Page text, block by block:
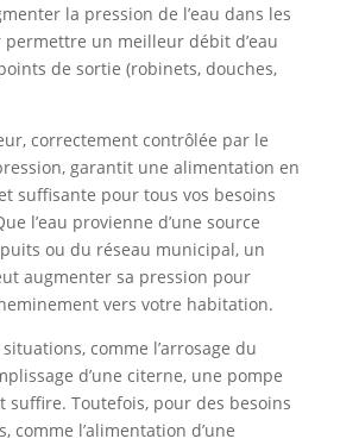
la pression de l’eau dans les
un meilleur débit d’eau
de sortie (robinets, douches,
correctement contrôlée par le
garantit une alimentation en
suffisante pour tous vos besoins
l’eau provienne d’une source
ou du réseau municipal, un
augmenter sa pression pour
vers votre habitation.
comme l’arrosage du
d’une citerne, une pompe
suffire. Toutefois, pour des besoins
comme l’alimentation d’une